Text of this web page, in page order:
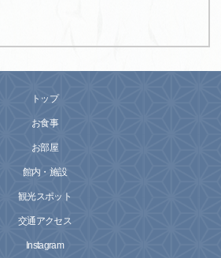
トップ
お食事
お部屋
館内・施設
観光スポット
交通アクセス
Instagram